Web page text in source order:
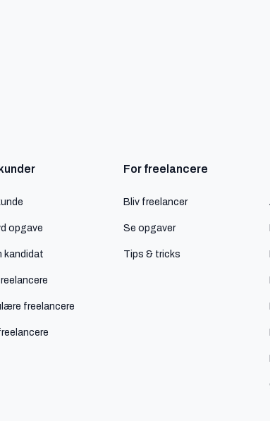
opgave
kandidat
freelancere
For freelancere
Bliv freelancer
Se opgaver
Tips & tricks